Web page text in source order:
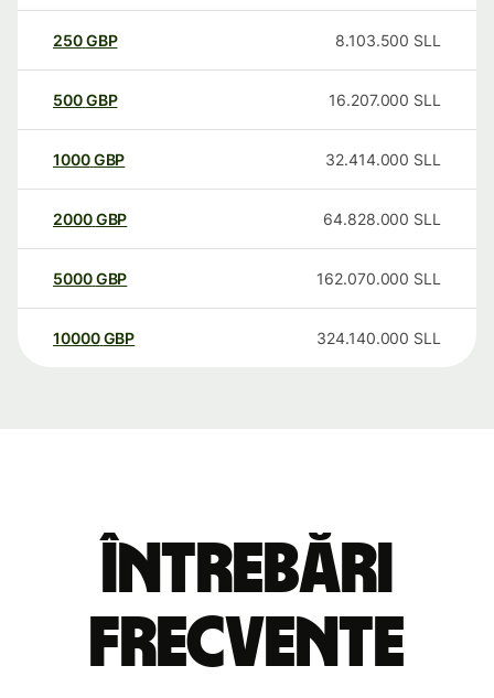
250GBP 8.103.500 SLL
500GBP 16.207.000 SLL
1000GBP 32.414.000 SLL
2000GBP 64.828.000 SLL
5000GBP 162.070.000 SLL
10000 GBP 324.140.000 SLL
Întrebări
frecvente